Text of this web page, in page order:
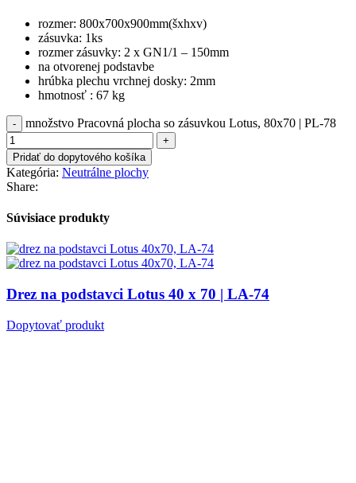
rozmer: 800x700x900mm(šxhxv)
zásuvka: 1ks
rozmer zásuvky: 2 x GN1/1 – 150mm
na otvorenej podstavbe
hrúbka plechu vrchnej dosky: 2mm
hmotnosť : 67 kg
množstvo Pracovná plocha so zásuvkou Lotus, 80x70 | PL-78
Pridať do dopytového košíka
Kategória: Neutrálne plochy
Share:
Súvisiace produkty
Drez na podstavci Lotus 40 x 70 | LA-74
Dopytovať produkt